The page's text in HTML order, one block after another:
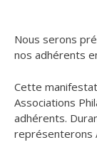
Nous serons
nos adhérents
Cette
Associations
adhérents.
représenterons